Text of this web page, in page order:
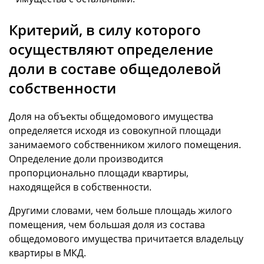
Критерий, в силу которого
осуществляют определение
доли в составе общедолевой
собственности
Доля на объекты общедомового имущества
определяется исходя из совокупной площади
занимаемого собственником жилого помещения.
Определение доли производится
пропорционально площади квартиры,
находящейся в собственности.
Другими словами, чем больше площадь жилого
помещения, чем большая доля из состава
общедомового имущества причитается владельцу
квартиры в МКД.